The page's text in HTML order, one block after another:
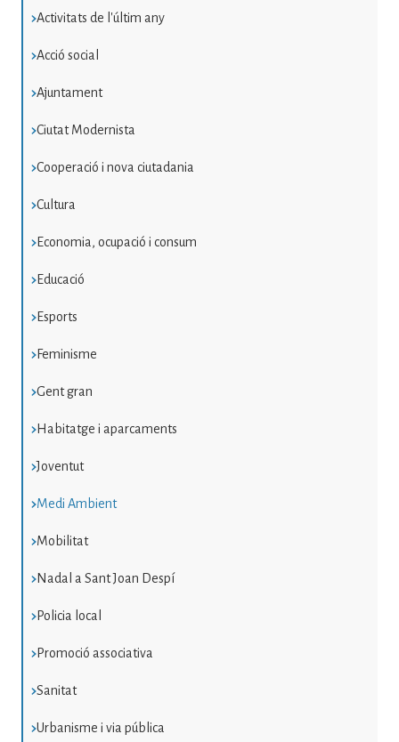
Activitats de l'últim any
Acció social
Ajuntament
Ciutat Modernista
Cooperació i nova ciutadania
Cultura
Economia, ocupació i consum
Educació
Esports
Feminisme
Gent gran
Habitatge i aparcaments
Joventut
Medi Ambient
Mobilitat
Nadal a Sant Joan Despí
Policia local
Promoció associativa
Sanitat
Urbanisme i via pública